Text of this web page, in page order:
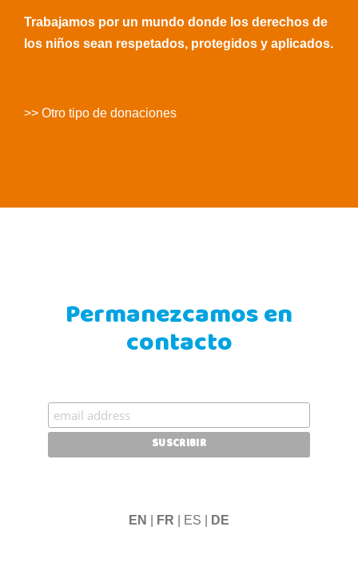
Trabajamos por un mundo donde los derechos de
los niños sean respetados, protegidos y aplicados.
>> Otro tipo de donaciones
Permanezcamos en
contacto
EN FR | ES | DE